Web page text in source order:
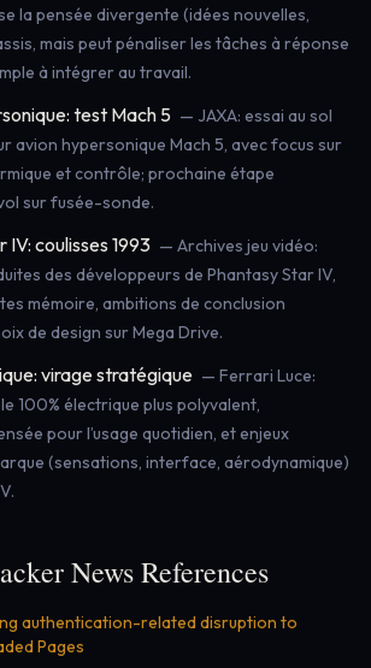
la pensée divergente (idées nouvelles,
mais peut pénaliser les tâches à réponse
à intégrer au travail.
test Mach 5 — JAXA: essai au sol
avion hypersonique Mach 5, avec focus sur
et contrôle; prochaine étape
sur fusée-sonde.
IV: coulisses 1993 — Archives jeu vidéo:
des développeurs de Phantasy Star IV,
mémoire, ambitions de conclusion
de design sur Mega Drive.
virage stratégique — Ferrari Luce:
100% électrique plus polyvalent,
pour l’usage quotidien, et enjeux
(sensations, interface, aérodynamique)
News References
authentication-related disruption to
Pages